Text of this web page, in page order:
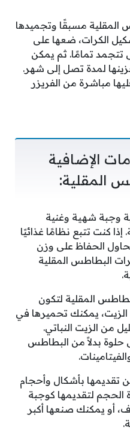
مسبقًا وتجميدها
الكرات، ضعها على
تتجمد تمامًا. ثم يمكن
لمدة تصل إلى شهر.
مباشرة من الفريزر
الإضافية
المقلية:
وجبة شهية وغنية
كنت تتبع نظامًا غذائيًا
الحفاظ على وزن
البطاطس المقلية
المقلية لتكون
الزيت، يمكنك تحميرها في
من الزيت النباتي.
بدلاً من البطاطس
تقديمها بأشكال وأحجام
لتقديمها كوجبة
أو يمكنك صنعها أكبر